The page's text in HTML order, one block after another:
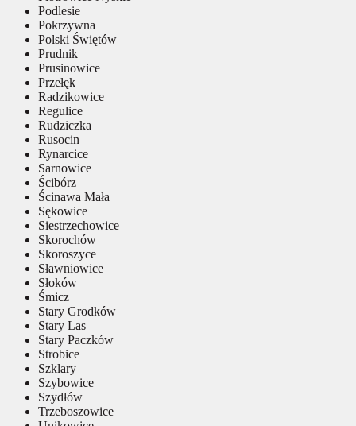
Podlesie
Pokrzywna
Polski Świętów
Prudnik
Prusinowice
Przełęk
Radzikowice
Regulice
Rudziczka
Rusocin
Rynarcice
Sarnowice
Ścibórz
Ścinawa Mała
Sękowice
Siestrzechowice
Skorochów
Skoroszyce
Sławniowice
Słoków
Śmicz
Stary Grodków
Stary Las
Stary Paczków
Strobice
Szklary
Szybowice
Szydłów
Trzeboszowice